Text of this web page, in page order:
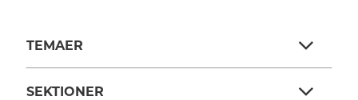
TEMAER
SEKTIONER